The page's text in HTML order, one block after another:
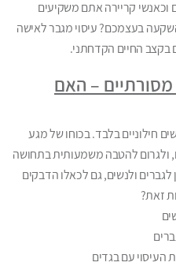
קריירה אתם משקיעים
בעצמכם? עיסוי מגבר לאישה
בקצב החיים הקדחתני.
מסורתיים – האם
חילוניים בלבד. בכוחו של מגע
ולגרום להטבה משמעותית בתחושה
לגברים ולנשים, גם לכאלו הדבקים
זאת?
העיסוי עם בגדים